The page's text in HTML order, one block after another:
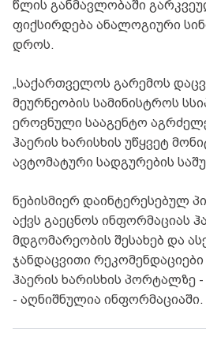
წლის განმავლობაში
ფიქსირდება ანალოგიური
დროს.
„საქართველოს გარემოს
მეურნეობის სამინისტროს
ეროვნული სააგენტო
ჰაერის ხარისხის უწყვეტ
ავტომატური სადგურების
ნებისმიერ დაინტერესებულ
აქვს გაეცნოს ინფორმაციას
მდგომარეობის შესახებ და
ჯანდაცვითი
ჰაერის ხარისხის პორტალზე -
- აღნიშნულია ინფორმაციაში.